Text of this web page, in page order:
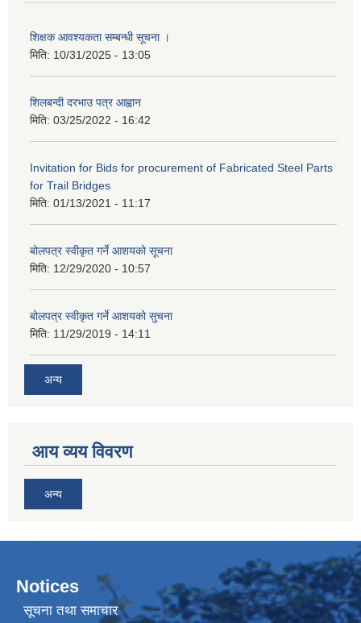
शिक्षक आवश्यकता सम्बन्धी सूचना ।
मिति: 10/31/2025 - 13:05
शिलबन्दी दरभाउ पत्र आह्वान
मिति: 03/25/2022 - 16:42
Invitation for Bids for procurement of Fabricated Steel Parts
for Trail Bridges
मिति: 01/13/2021 - 11:17
बोलपत्र स्वीकृत गर्ने आशयको सूचना
मिति: 12/29/2020 - 10:57
बोलपत्र स्वीकृत गर्ने आशयको सुचना
मिति: 11/29/2019 - 14:11
अन्य
आय व्यय विवरण
अन्य
Notices
सूचना तथा समाचार